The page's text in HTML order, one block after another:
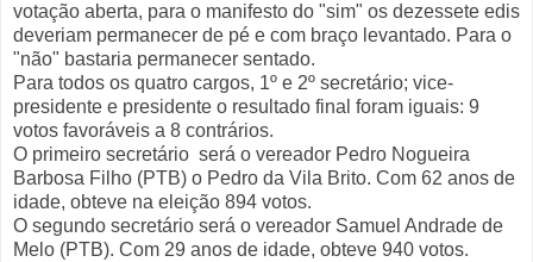
votação aberta, para o manifesto do "sim" os dezessete edis
deveriam permanecer de pé e com braço levantado. Para o
"não" bastaria permanecer sentado.
Para todos os quatro cargos, 1º e 2º secretário; vice-
presidente e presidente o resultado final foram iguais: 9
votos favoráveis a 8 contrários.
O primeiro secretário será o vereador Pedro Nogueira
Barbosa Filho (PTB) o Pedro da Vila Brito. Com 62 anos de
idade, obteve na eleição 894 votos.
O segundo secretário será o vereador Samuel Andrade de
Melo (PTB). Com 29 anos de idade, obteve 940 votos.